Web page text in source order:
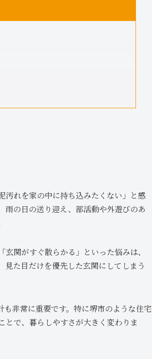
汚れを家の中に持ち込みたくない」と感
雨の日の送り迎え、部活動や外遊びのあ
関がすぐ散らかる」といった悩みは、
た目だけを優先した玄関にしてしまう
非常に重要です。特に堺市のような住宅
とで、暮らしやすさが大きく変わりま